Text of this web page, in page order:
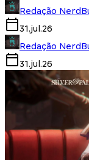
Redação
31.jul.26
Redação
31.jul.26